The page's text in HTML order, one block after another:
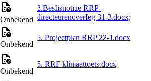
Onbekend
2.BesIisnotitie RRP-
directeurenoverIeg 31-3.docx;
Onbekend
5. Projectplan RRP 22-1.docx
Onbekend
5. RRF klimaattoets.docx